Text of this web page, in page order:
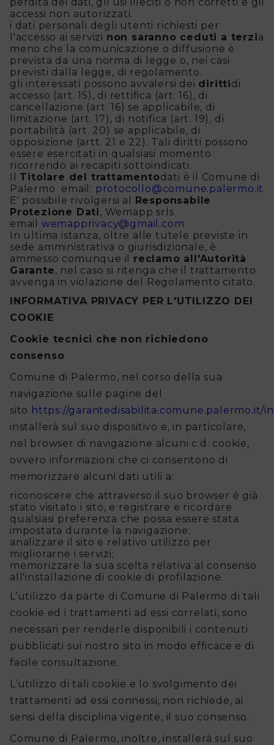
accessi non autorizzati.
i dati personali degli utenti richiesti per
l'accesso ai servizi non saranno ceduti a terzia
meno che la comunicazione o diffusione è
prevista da una norma di legge o, nei casi
previsti dalla legge, di regolamento.
gli interessati possono avvalersi dei dirittidi
accesso (art. 15), di rettifica (art. 16), di
cancellazione (art. 16) se applicabile, di
limitazione (art. 17), di notifica (art. 19), di
portabilità (art. 20) se applicabile, di
opposizione (artt. 21 e 22). Tali diritti possono
essere esercitati in qualsiasi momento
ricorrendo ai recapiti sottoindicati.
Titolare del trattamentodati è il Comune di
Palermo email: protocollo@comune.palermo.it
E' possibile rivolgersi al
Responsabile
Protezione Dati, Wemapp srls
email wemapprivacy@gmail.com
In ultima istanza, oltre alle tutele previste in
sede amministrativa o giurisdizionale, è
ammesso comunque il reclamo all'Autorità
Garante, nel caso si ritenga che il trattamento
avvenga in violazione del Regolamento citato.
INFORMATIVA PRIVACY PER L'UTILIZZO DEI
COOKIE
Cookie tecnici che non richiedono
consenso
Comune di Palermo, nel corso della sua
navigazione sulle pagine del
sito https://garantedisabilita.comune.palermo.it/
installerà sul suo dispositivo e, in particolare,
nel browser di navigazione alcuni c.d. cookie,
ovvero informazioni che ci consentono di
memorizzare alcuni dati utili a:
riconoscere che attraverso il suo browser è già
stato visitato i sito, e registrare e ricordare
qualsiasi preferenza che possa essere stata
impostata durante la navigazione;
analizzare il sito e relativo utilizzo per
migliorarne i servizi;
memorizzare la sua scelta relativa al consenso
all'installazione di cookie di profilazione.
L’utilizzo da parte di Comune di Palermo di tali
cookie ed i trattamenti ad essi correlati, sono
necessari per renderle disponibili i contenuti
pubblicati sui nostro sito in modo efficace e di
facile consultazione.
L’utilizzo di tali cookie e lo svolgimento dei
trattamenti ad essi connessi, non richiede, ai
sensi della disciplina vigente, il suo consenso.
Comune di Palermo, inoltre, installerà sul suo